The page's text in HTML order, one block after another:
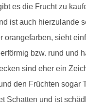
es die Frucht zu
ist auch hierzulande
sieht
bzw. rund
sind eher ein
den Früchten
und ist